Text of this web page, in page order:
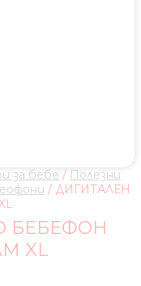
за бебе / Полезни
/ ДИГИТАЛЕН
БЕБЕФОН
XL